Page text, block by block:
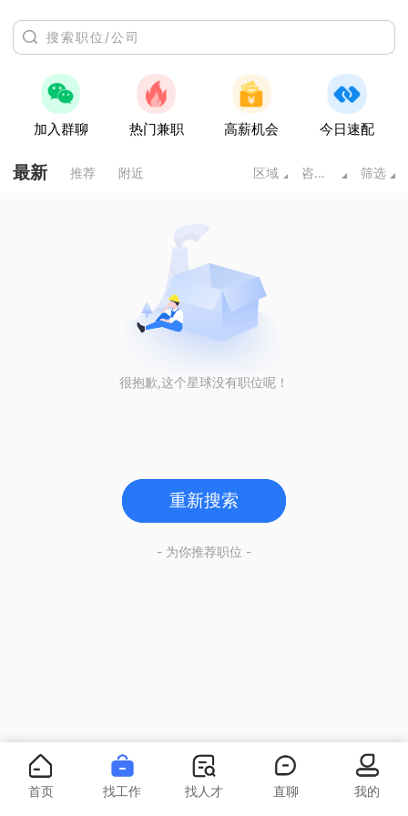
加入群聊 热门兼职 高薪机会 今日速配
最新 推荐 附近 区域 咨询/法律/教育/科研 筛选
很抱歉,这个星球没有职位呢！
重新搜索
- 为你推荐职位 -
首页 找工作 找人才 直聊 我的